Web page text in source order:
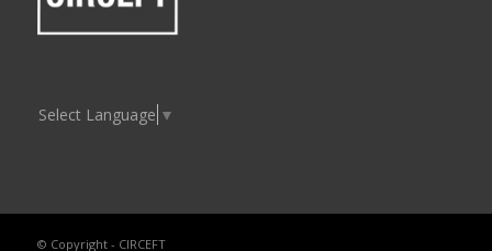
Select Language ▼
© Copyright - CIRCEFT